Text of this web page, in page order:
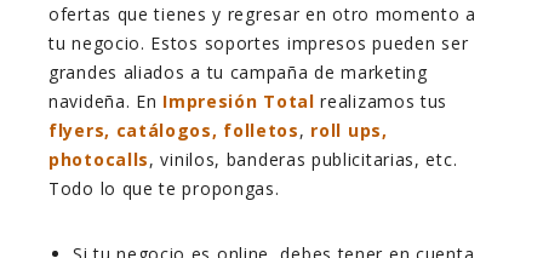
ofertas que tienes y regresar en otro momento a
tu negocio. Estos soportes impresos pueden ser
grandes aliados a tu campaña de marketing
navideña. En Impresión Total realizamos tus
flyers, catálogos, folletos, roll ups,
photocalls, vinilos, banderas publicitarias, etc.
Todo lo que te propongas.